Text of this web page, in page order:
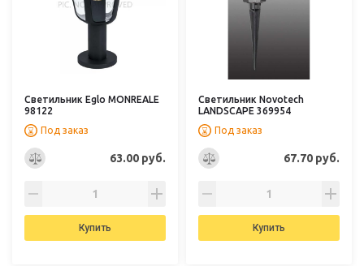
Светильник Eglo MONREALE
98122
Под заказ
63.00 руб.
Купить
Светильник Novotech
LANDSCAPE 369954
Под заказ
67.70 руб.
Купить